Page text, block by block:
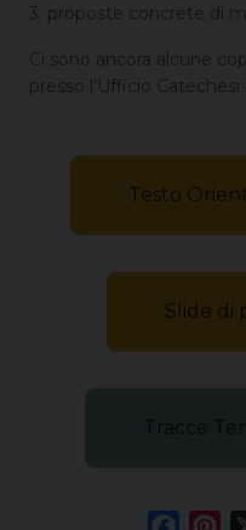
3. proposte concrete di
Ci sono ancora alcune
presso l’Ufficio Catechesi
Testo
Slide di